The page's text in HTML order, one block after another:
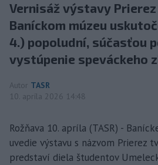
Vernisáž výstavy
Baníckom múzeu
4.) popoludní, súčasťou
vystúpenie speváckeho
Autor TASR
10. apríla 2026 14:48
Rožňava 10. apríla (TASR) -
uvedie výstavu s názvom Prierez
predstaví diela študentov